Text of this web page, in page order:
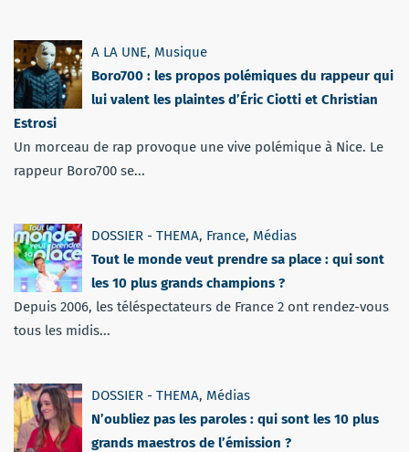
A LA UNE, Musique
Boro700 : les propos polémiques du rappeur qui
lui valent les plaintes d’Éric Ciotti et Christian
Estrosi
Un morceau de rap provoque une vive polémique à Nice. Le
rappeur Boro700 se...
DOSSIER - THEMA, France, Médias
Tout le monde veut prendre sa place : qui sont
les 10 plus grands champions ?
Depuis 2006, les téléspectateurs de France 2 ont rendez-vous
tous les midis...
DOSSIER - THEMA, Médias
N’oubliez pas les paroles : qui sont les 10 plus
grands maestros de l’émission ?